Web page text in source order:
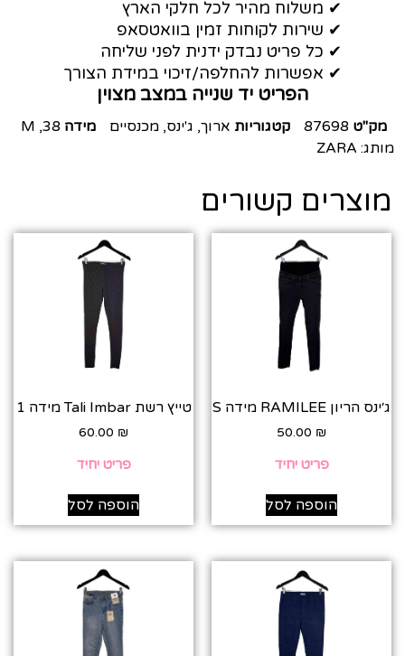
✔ משלוח מהיר לכל חלקי הארץ
✔ שירות לקוחות זמין בוואטסאפ
✔ כל פריט נבדק ידנית לפני שליחה
✔ אפשרות להחלפה/זיכוי במידת הצורך
הפריט יד שנייה במצב מצוין
מק"ט 87698 קטגוריות ארוך, ג'ינס, מכנסיים מידה 38
,
M
מותג: ZARA
מוצרים קשורים
ג׳ינס הריון RAMILEE מידה S
50.00 ₪
פריט יחיד
הוספה לסל
טייץ רשת Tali Imbar מידה 1
60.00 ₪
פריט יחיד
הוספה לסל